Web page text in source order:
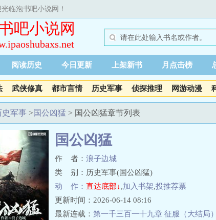
临泡书吧小说网！
吧小说网
阅读历史 今日更新 上架新书 月点击榜
武侠修真 都市言情 历史军事 侦探推理 网游动漫
史军事 >国公凶猛 > 国公凶猛章节列表
国公凶猛
作 者： 浪子边城
类 别：历史军事(国公凶猛)
动 作： 直达底部↓,加入书架,投推荐票
更新时间：2026-06-14 08:16
最新连载： 第一千三百一十九章 征服（大结局）